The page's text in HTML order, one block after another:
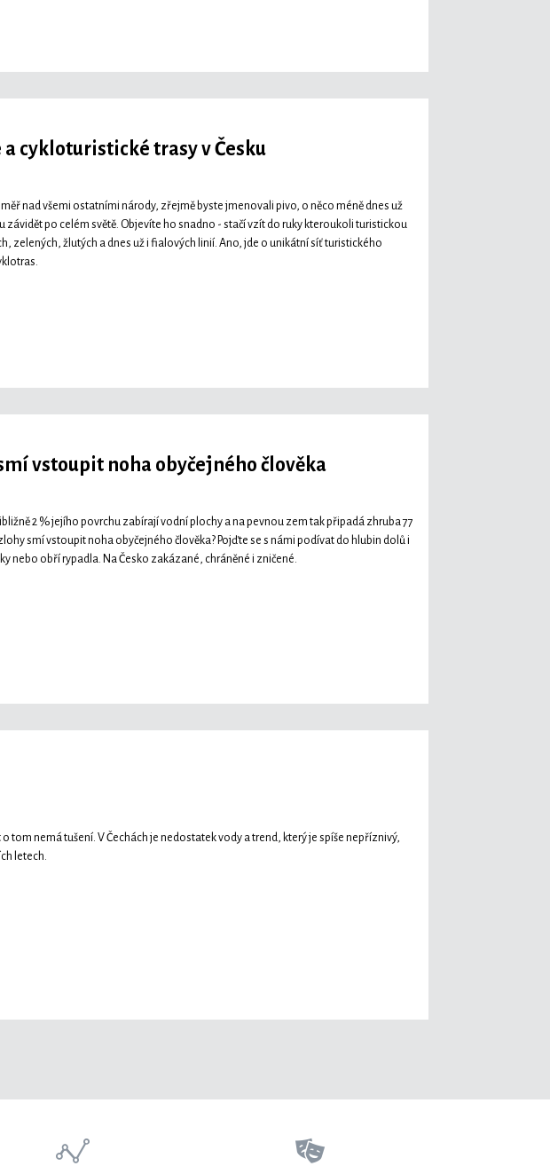
cykloturistické trasy v Česku
nad všemi ostatními národy, zřejmě byste jmenovali pivo, o něco méně dnes už
závidět po celém světě. Objevíte ho snadno - stačí vzít do ruky kteroukoli turistickou
zelených, žlutých a dnes už i fialových linií. Ano, jde o unikátní síť turistického
vstoupit noha obyčejného člověka
2 % jejího povrchu zabírají vodní plochy a na pevnou zem tak připadá zhruba 77
smí vstoupit noha obyčejného člověka? Pojďte se s námi podívat do hlubin dolů i
nebo obří rypadla. Na Česko zakázané, chráněné i zničené.
nemá tušení. V Čechách je nedostatek vody a trend, který je spíše nepříznivý,
letech.